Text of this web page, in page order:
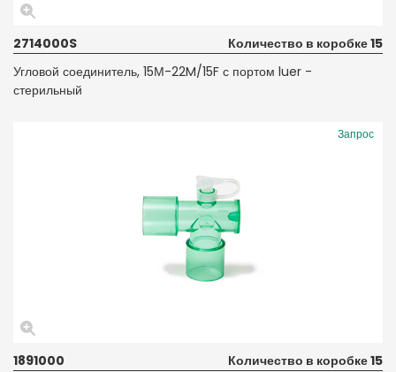
2714000S
Количество в коробке 15
Угловой соединитель, 15М-22M/15F с портом luer -
стерильный
Запрос
1891000
Количество в коробке 15